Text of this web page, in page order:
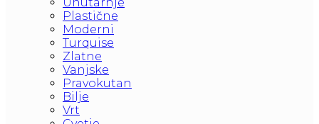
Plastične
Moderni
Turquise
Zlatne
Vanjske
Pravokutan
Bilje
Vrt